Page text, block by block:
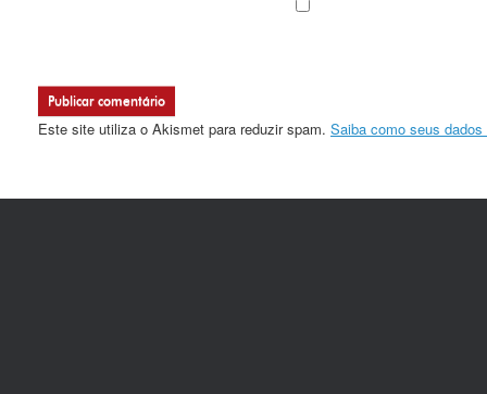
Este site utiliza o Akismet para reduzir spam. Saiba como seus